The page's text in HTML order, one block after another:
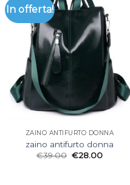
In offerta!
ZAINO ANTIFURTO DONNA
zaino antifurto donna
€39.00 €28.00